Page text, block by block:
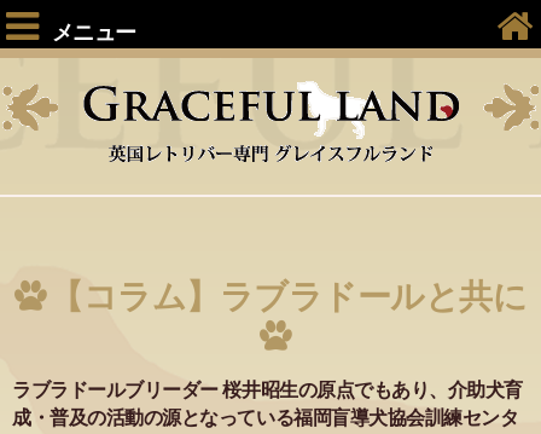
メニュー
【コラム】ラブラドールと共に
ラブラドールブリーダー 桜井昭生の原点でもあり、介助犬育
成・普及の活動の源となっている福岡盲導犬協会訓練センタ